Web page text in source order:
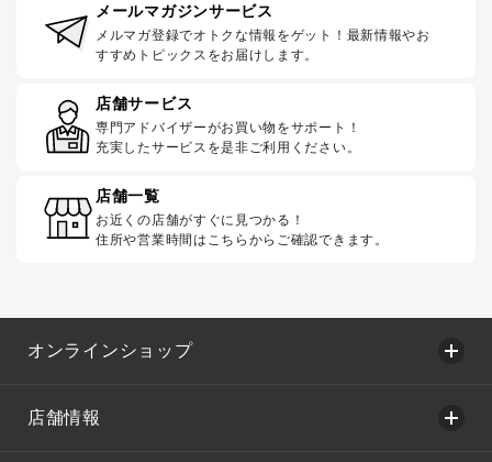
メールマガジンサービス
メルマガ登録でオトクな情報をゲット！最新情報やお
すすめトピックスをお届けします。
店舗サービス
専門アドバイザーがお買い物をサポート！
充実したサービスを是非ご利用ください。
店舗一覧
お近くの店舗がすぐに見つかる！
住所や営業時間はこちらからご確認できます。
オンラインショップ
店舗情報